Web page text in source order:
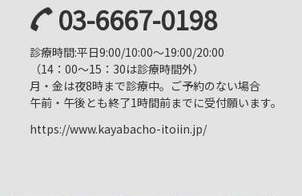
03-6667-0198
診療時間:平日9:00/10:00～19:00/20:00
（14：00～15：30は診療時間外）
月・金は夜8時まで診療中。ご予約のない場合
午前・午後とも終了1時間前までに受付願います。
https://www.kayabacho-itoiin.jp/